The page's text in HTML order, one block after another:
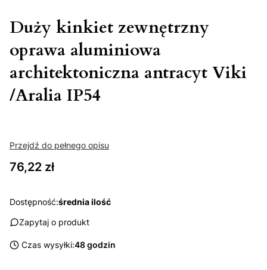
Duży kinkiet zewnętrzny
oprawa aluminiowa
architektoniczna antracyt Viki
/Aralia IP54
Przejdź do pełnego opisu
Cena
76,22 zł
Dostępność:średnia ilość
Zapytaj o produkt
Czas wysyłki:48 godzin